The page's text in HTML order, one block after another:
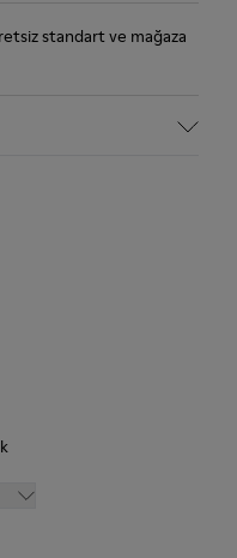
standart ve mağaza